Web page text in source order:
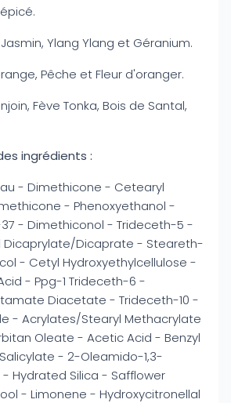
Jasmin, Ylang Ylang et Géranium.
Pêche et Fleur d'oranger.
Fève Tonka, Bois de Santal,
ingrédients :
- Dimethicone - Cetearyl
- Phenoxyethanol -
- Dimethiconol - Trideceth-5 -
Dicaprylate/Dicaprate - Steareth-
- Cetyl Hydroxyethylcellulose -
- Ppg-1 Trideceth-6 -
Diacetate - Trideceth-10 -
- Acrylates/Stearyl Methacrylate
Oleate - Acetic Acid - Benzyl
- 2-Oleamido-1,3-
Hydrated Silica - Safflower
- Limonene - Hydroxycitronellal